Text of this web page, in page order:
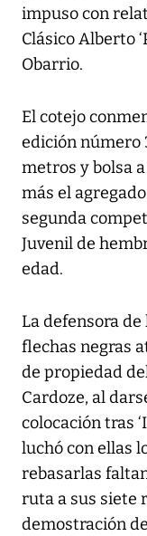
impuso con
Clásico Alberto
Obarrio.
El cotejo
edición número
metros y bolsa
más el
segunda
Juvenil de
edad.
La defensora
flechas negras
de propiedad
Cardoze, al
colocación tras
luchó con ellas
rebasarlas
ruta a sus siete
demostración